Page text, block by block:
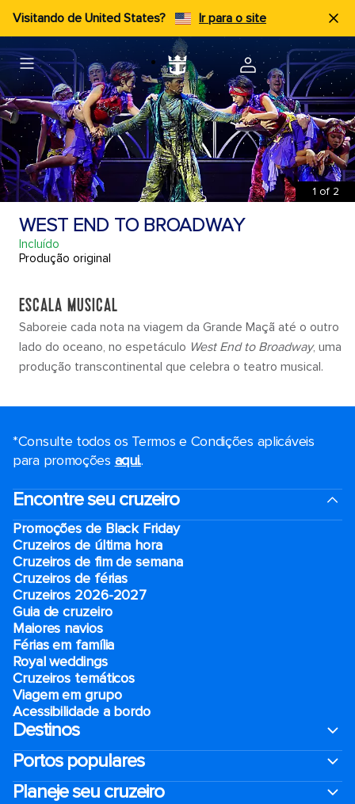
Visitando de United States? Ir para o site
1 of 2
WEST END TO BROADWAY
Incluído
Produção original
ESCALA MUSICAL
Saboreie cada nota na viagem da Grande Maçã até o outro
lado do oceano, no espetáculo West End to Broadway, uma
produção transcontinental que celebra o teatro musical.
*Consulte todos os Termos e Condições aplicáveis ​​
para promoções aqui..
Encontre seu cruzeiro
Promoções de Black Friday
Cruzeiros de última hora
Cruzeiros de fim de semana
Cruzeiros de férias
Cruzeiros 2026-2027
Guia de cruzeiro
Maiores navios
Férias em família
Royal weddings
Cruzeiros temáticos
Viagem em grupo
Acessibilidade a bordo
Destinos
Portos populares
Planeje seu cruzeiro